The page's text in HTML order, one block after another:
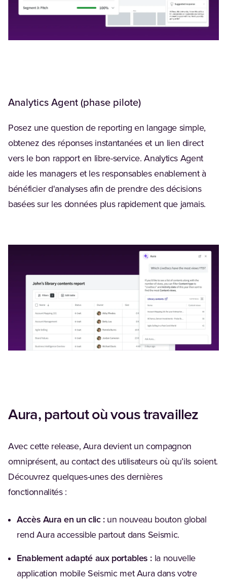
Analytics Agent (phase pilote)
Posez une question de reporting en langage simple,
obtenez des réponses instantanées et un lien direct
vers le bon rapport en libre-service. Analytics Agent
aide les managers et les responsables enablement à
bénéficier d'analyses afin de prendre des décisions
basées sur les données plus rapidement que jamais.
Aura, partout où vous travaillez
Avec cette release, Aura devient un compagnon
omniprésent, au contact des utilisateurs où qu’ils soient.
Découvrez quelques-unes des dernières
fonctionnalités :
Accès Aura en un clic : un nouveau bouton global
rend Aura accessible partout dans Seismic.
Enablement adapté aux portables : la nouvelle
application mobile Seismic met Aura dans votre